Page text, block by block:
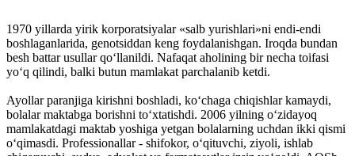
1970 yillarda yirik korporatsiyalar «salb yurishlari»ni endi-endi
boshlaganlarida, genotsiddan keng foydalanishgan. Iroqda bundan
besh battar usullar qo‘llanildi. Nafaqat aholining bir necha toifasi
yo‘q qilindi, balki butun mamlakat parchalanib ketdi.
Ayollar paranjiga kirishni boshladi, ko‘chaga chiqishlar kamaydi,
bolalar maktabga borishni to‘xtatishdi. 2006 yilning o‘zidayoq
mamlakatdagi maktab yoshiga yetgan bolalarning uchdan ikki qismi
o‘qimasdi. Professionallar -­ shifokor, o‘qituvchi, ziyoli, ishlab